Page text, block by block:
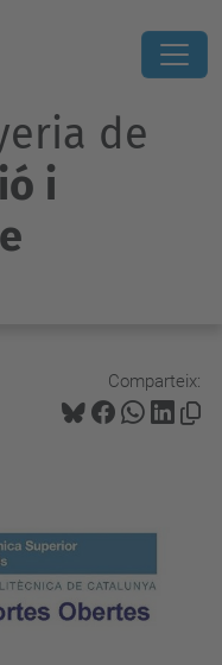
de
i
Comparteix: